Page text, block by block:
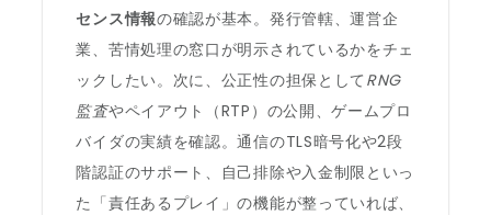
センス情報の確認が基本。発行管轄、運営企
業、苦情処理の窓口が明示されているかをチェ
ックしたい。次に、公正性の担保として RNG
監査やペイアウト（RTP）の公開、ゲームプロ
バイダの実績を確認。通信のTLS暗号化や2段
階認証のサポート、自己排除や入金制限といっ
た「責任あるプレイ」の機能が整っていれば、